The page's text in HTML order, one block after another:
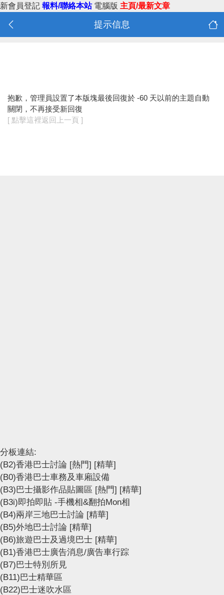
新會員登記 報料/聯絡本站 電腦版 主頁/最新文章
提示信息
抱歉，管理員設置了本版塊最後回復於 -60 天以前的主題自動
關閉，不再接受新回復
[ 點擊這裡返回上一頁 ]
分板連結:
(B2)香港巴士討論 [熱門] [精華]
(B0)香港巴士車務及車廂設備
(B3)巴士攝影作品貼圖區 [熱門] [精華]
(B3i)即拍即貼 -手機相&翻拍Mon相
(B4)兩岸三地巴士討論 [精華]
(B5)外地巴士討論 [精華]
(B6)旅遊巴士及過境巴士 [精華]
(B1)香港巴士廣告消息/廣告車行踪
(B7)巴士特別所見
(B11)巴士精華區
(B22)巴士迷吹水區